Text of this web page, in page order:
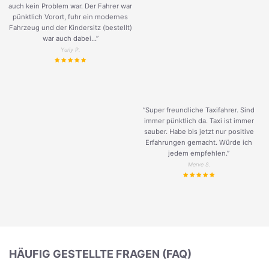
auch kein Problem war. Der Fahrer war
pünktlich Vorort, fuhr ein modernes
Fahrzeug und der Kindersitz (bestellt)
war auch dabei...”
Yuriy P.
“Super freundliche Taxifahrer. Sind
immer pünktlich da. Taxi ist immer
sauber. Habe bis jetzt nur positive
Erfahrungen gemacht. Würde ich
jedem empfehlen.”
Merve S.
HÄUFIG GESTELLTE FRAGEN (FAQ)